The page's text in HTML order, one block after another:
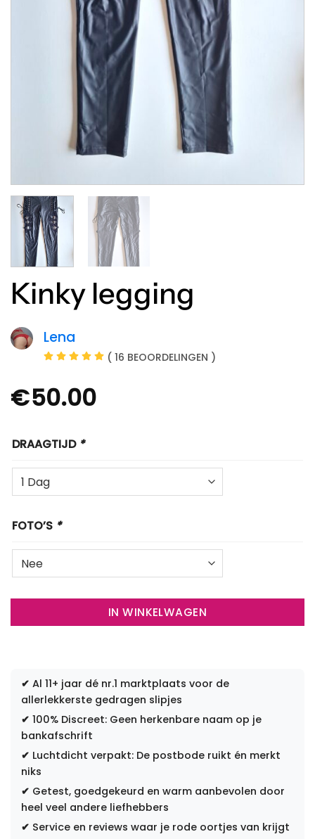
Kinky legging
Lena
( 16 BEOORDELINGEN )
€50.00
DRAAGTIJD *
FOTO’S *
IN WINKELWAGEN
✔ Al 11+ jaar dé nr.1 marktplaats voor de
allerlekkerste gedragen slipjes
✔ 100% Discreet: Geen herkenbare naam op je
bankafschrift
✔ Luchtdicht verpakt: De postbode ruikt én merkt
niks
✔ Getest, goedgekeurd en warm aanbevolen door
heel veel andere liefhebbers
✔ Service en reviews waar je rode oortjes van krijgt